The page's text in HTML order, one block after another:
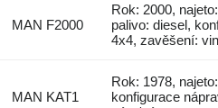
MAN F2000
Rok: 2000,
palivo: diesel,
4x4, zavěšení:
MAN KAT1
Rok: 1978,
konfigurace